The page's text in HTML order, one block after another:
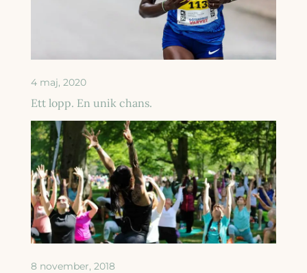
4 maj, 2020
Ett lopp. En unik chans.
8 november, 2018